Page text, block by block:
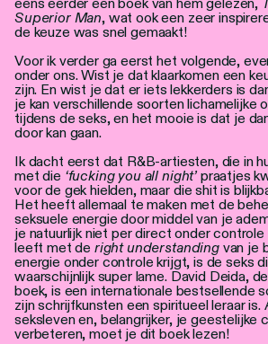
eens eerder een boek van hem gelezen,
Superior Man, wat ook een zeer
de keuze was snel gemaakt!
Voor ik verder ga eerst het volgende,
onder ons. Wist je dat klaarkomen een
zijn. En wist je dat er iets lekkerders is
je kan verschillende soorten lichamelijke
tijdens de seks, en het mooie is dat je
door kan gaan.
Ik dacht eerst dat R&B-artiesten, die in
met die ‘fucking you all night’praatjes
voor de gek hielden, maar die shit is
Het heeft allemaal te maken met de
seksuele energie door middel van je
je natuurlijk niet per direct onder controle
leeft met de right understandingvan je
energie onder controle krijgt, is de seks
waarschijnlijk super lame. David Deida,
boek, is een internationale bestsellende
zijn schrijfkunsten een spiritueel leraar is.
seksleven en, belangrijker, je geestelijke
verbeteren, moet je dit boek lezen!